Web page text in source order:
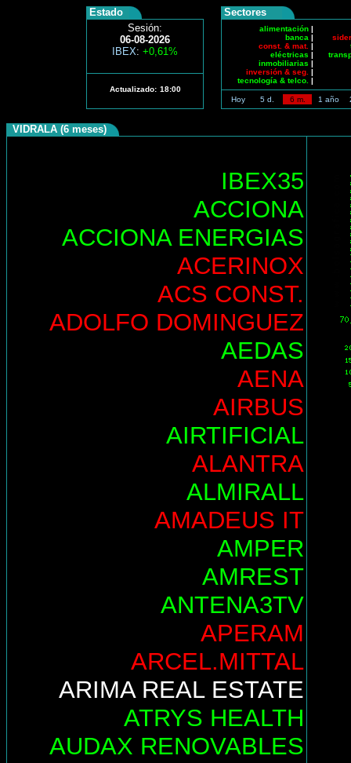
Estado
Sesión:
06-08-2026
IBEX: +0,61%
Actualizado: 18:00
Sectores
alimentación |
banca |
const. & mat. |
eléctricas |
inmobiliarias |
inversión & seg. |
tecnología & telco. |
Hoy 5 d. 6 m. 1 año
VIDRALA (6 meses)
IBEX35
ACCIONA
ACCIONA ENERGIAS
ACERINOX
ACS CONST.
ADOLFO DOMINGUEZ
AEDAS
AENA
AIRBUS
AIRTIFICIAL
ALANTRA
ALMIRALL
AMADEUS IT
AMPER
AMREST
ANTENA3TV
APERAM
ARCEL.MITTAL
ARIMA REAL ESTATE
ATRYS HEALTH
AUDAX RENOVABLES